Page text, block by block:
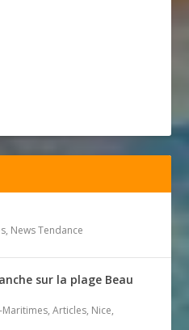
, News Tendance
sur la plage Beau
Maritimes,Articles, Nice,